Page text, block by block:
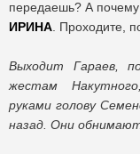
передаешь? А почему
ИРИНА . Проходите,
Выходит Гараев,
жестам
руками голову
назад. Они